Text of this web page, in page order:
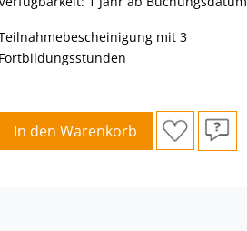
mit 3
Fortbildungsstunden
In den Warenkorb